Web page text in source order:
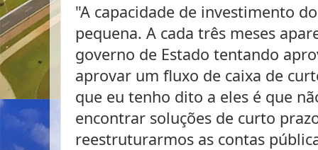
"A capacidade de investimento
pequena. A cada três meses
governo de Estado tentando
aprovar um fluxo de caixa de
que eu tenho dito a eles é que
encontrar soluções de curto
reestruturarmos as contas